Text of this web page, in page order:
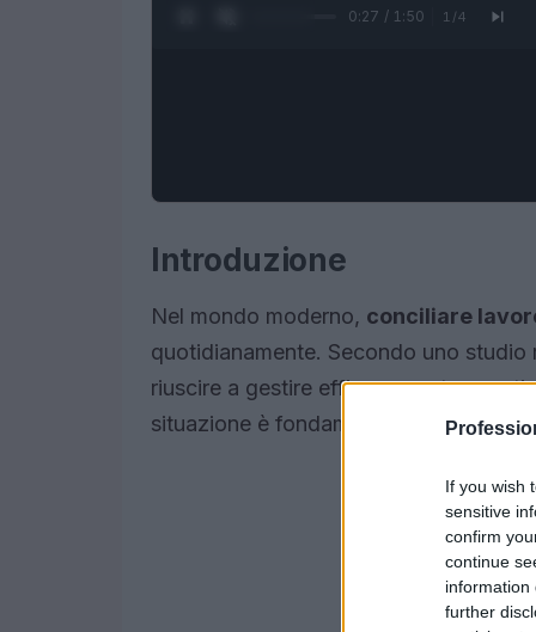
If you wish
sensitive
confirm
continue
information
further
0:28 / 1:50 1 /4
Introduzione
Nel mondo moderno, conciliare
quotidianamente. Secondo uno
riuscire a gestire efficacemente
situazione è fondamentale per il